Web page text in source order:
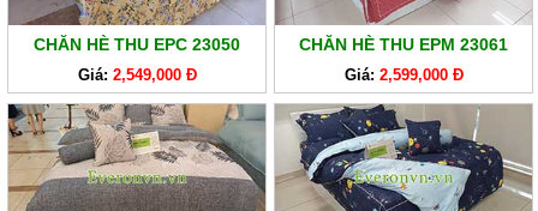
CHĂN HÈ THU EPC 23050
Giá: 2,549,000 Đ
CHĂN HÈ THU EPM 23061
Giá: 2,599,000 Đ